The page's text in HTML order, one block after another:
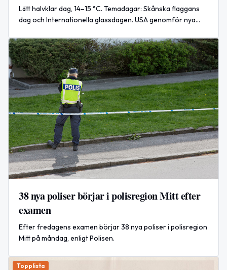
Lätt halvklar dag, 14–15 °C. Temadagar: Skånska flaggans
dag och Internationella glassdagen. USA genomför nya
38 nya poliser börjar i polisregion Mitt efter
examen
Efter fredagens examen börjar 38 nya poliser i polisregion
Mitt på måndag, enligt Polisen.
Topplista